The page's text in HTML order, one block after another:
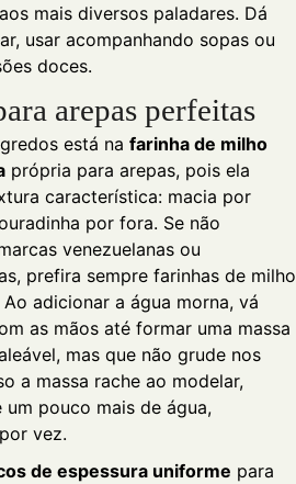
mais diversos paladares. Dá
usar acompanhando sopas ou
doces.
arepas perfeitas
está na farinha de milho
própria para arepas, pois ela
característica: macia por
por fora. Se não
venezuelanas ou
prefira sempre farinhas de milho
Ao adicionar a água morna, vá
as mãos até formar uma massa
mas que não grude nos
a massa rache ao modelar,
um pouco mais de água,
vez.
de espessura uniforme para